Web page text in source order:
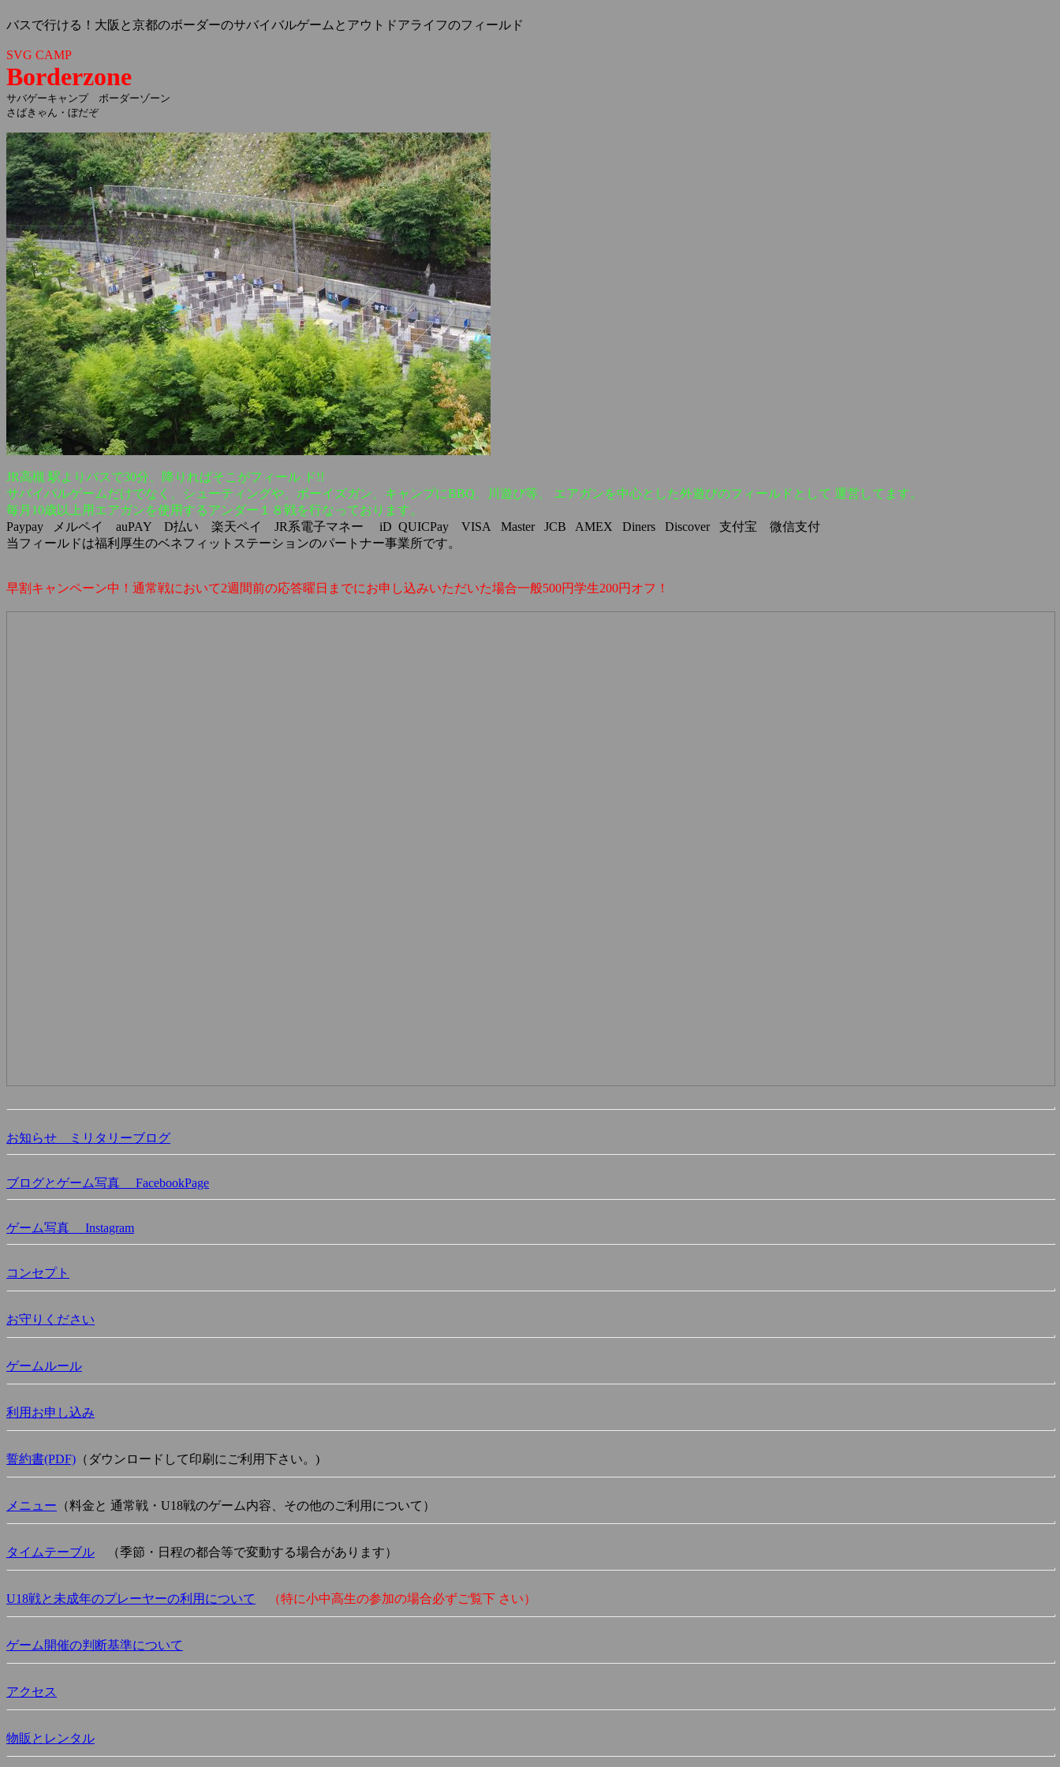
バスで行ける！大阪と京都のボーダーのサバイバルゲームとアウトドアライフのフィールド
SVG CAMP
Borderzone
サバゲーキャンプ ボーダーゾーン
さばきゃん・ぼだぞ
JR高槻 駅よりバスで30分、降りればそこがフィール ド!!
サバイバルゲームだけでなく、シューティングや、ボーイズガン、 キャンプにBBQ、川遊び等、 エアガンを中心とした外遊びのフィールドとして 運営してます。
毎月10歳以上用エアガンを使用するアンダー１８戦を行なっております。
Paypay メルペイ auPAY D払い 楽天ペイ JR系電子マネー iD QUICPay VISA Master JCB AMEX Diners Discover 支付宝 微信支付
当フィールドは福利厚生のベネフィットステーションのパートナー事業所です。
早割キャンペーン中！通常戦において2週間前の応答曜日までにお申し込みいただいた場合一般500円学生200円オフ！
お知らせ ミリタリーブログ
ブログとゲーム写真 FacebookPage
ゲーム写真 Instagram
コンセプト
お守りください
ゲームルール
利用お申し込み
誓約書(PDF) （ダウンロードして印刷にご利用下さい。)
メニュー （料金と 通常戦・U18戦のゲーム内容、その他のご利用について）
タイムテーブル （季節・日程の都合等で変動する場合があります）
U18戦と未成年のプレーヤーの利用について （特に小中高生の参加の場合必ずご覧下 さい）
ゲーム開催の判断基準について
アクセス
物販とレンタル